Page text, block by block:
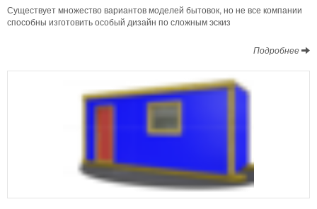
Существует множество вариантов моделей бытовок, но не все компании
способны изготовить особый дизайн по сложным эскиз
Подробнее